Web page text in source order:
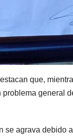
que,
problema general
se agrava debido